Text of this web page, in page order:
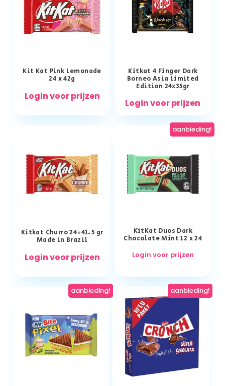
Kit Kat Pink Lemonade
24 x 42g
Login voor prijzen
Kitkat 4 Finger Dark
Borneo Asia Limited
Edition 24x35gr
Login voor prijzen
Kitkat Churro 24×41.5 gr
Made in Brazil
Login voor prijzen
aanbieding!
KitKat Duos Dark
Chocolate Mint 12 x 24
Login voor prijzen
aanbieding! aanbieding!